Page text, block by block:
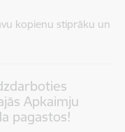
kopienu stiprāku un
Apkaimju
pagastos!